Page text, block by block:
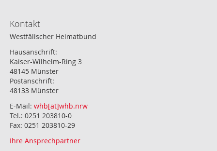
Kontakt
Westfälischer Heimatbund
Hausanschrift:
Kaiser-Wilhelm-Ring 3
48145 Münster
Postanschrift:
48133 Münster
E-Mail: whb[at]whb.nrw
Tel.: 0251 203810-0
Fax: 0251 203810-29
Ihre Ansprechpartner